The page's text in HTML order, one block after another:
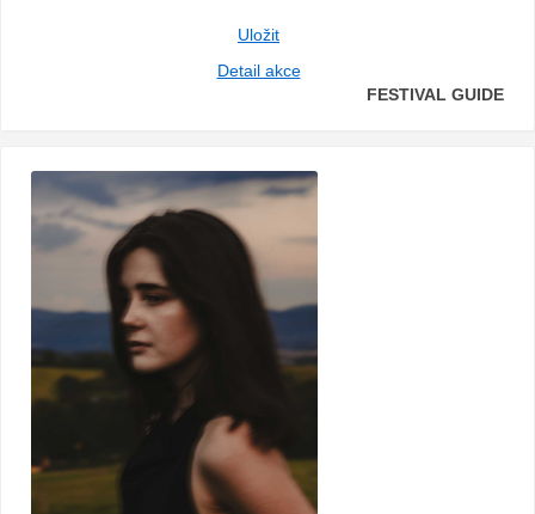
Uložit
Detail akce
FESTIVAL GUIDE